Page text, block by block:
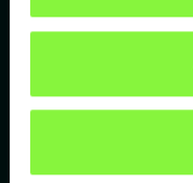
Lieferanten
Kontakt